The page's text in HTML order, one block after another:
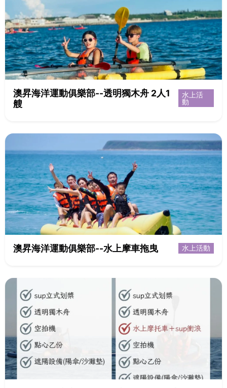
澳昇海洋運動俱樂部--透明獨木舟 2人1
艘
水上活
動
澳昇海洋運動俱樂部--水上摩車拖曳 水上活動